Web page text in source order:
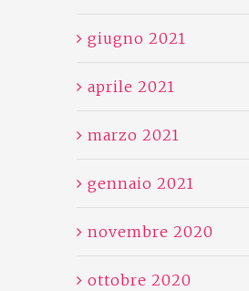
giugno 2021
aprile 2021
marzo 2021
gennaio 2021
novembre 2020
ottobre 2020